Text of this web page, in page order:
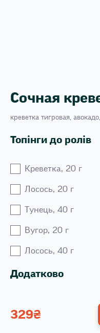
Сочная
креветка тигровая,
Топінги до ролів
Креветка, 20 г
Лосось, 20 г
Тунець, 40 г
Вугор, 20 г
Лосось, 40 г
Додатково
329₴